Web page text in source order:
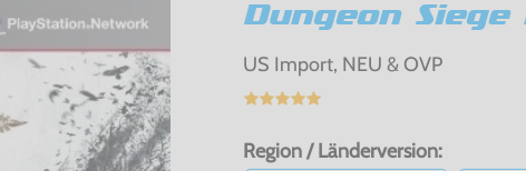
Dungeon Siege
US Import, NEU & OVP
Region / Länderversion: